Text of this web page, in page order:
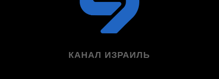
КАНАЛ ИЗРАИЛЬ